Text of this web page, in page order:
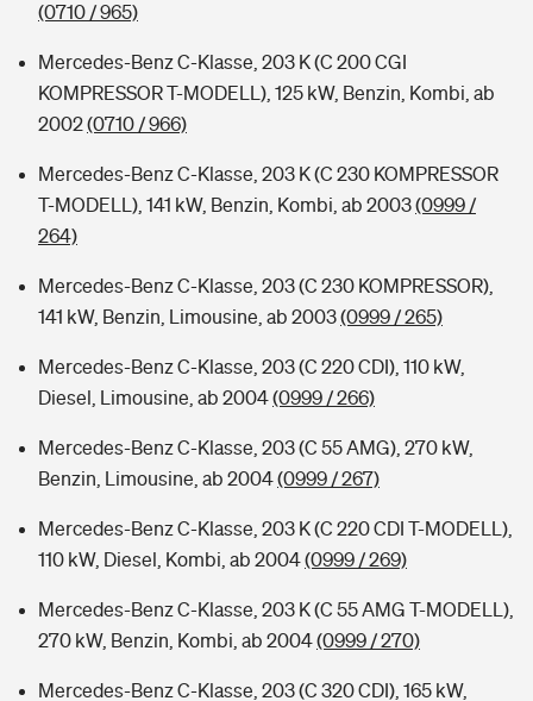
(0710 / 965)
Mercedes-Benz C-Klasse, 203 K (C 200 CGI
KOMPRESSOR T-MODELL), 125 kW, Benzin, Kombi, ab
2002(0710 / 966)
Mercedes-Benz C-Klasse, 203 K (C 230 KOMPRESSOR
T-MODELL), 141 kW, Benzin, Kombi, ab 2003(0999 /
264)
Mercedes-Benz C-Klasse, 203 (C 230 KOMPRESSOR),
141 kW, Benzin, Limousine, ab 2003(0999 / 265)
Mercedes-Benz C-Klasse, 203 (C 220 CDI), 110 kW,
Diesel, Limousine, ab 2004(0999 / 266)
Mercedes-Benz C-Klasse, 203 (C 55 AMG), 270 kW,
Benzin, Limousine, ab 2004(0999 / 267)
Mercedes-Benz C-Klasse, 203 K (C 220 CDI T-MODELL),
110 kW, Diesel, Kombi, ab 2004(0999 / 269)
Mercedes-Benz C-Klasse, 203 K (C 55 AMG T-MODELL),
270 kW, Benzin, Kombi, ab 2004(0999 / 270)
Mercedes-Benz C-Klasse, 203 (C 320 CDI), 165 kW,